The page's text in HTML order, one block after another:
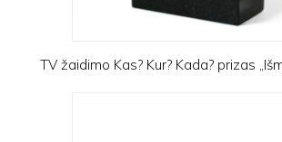
TV žaidimo Kas? Kur? Kada? prizas